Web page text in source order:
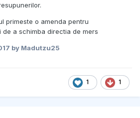
primeste o amenda pentru
de a schimba directia de mers
by Madutzu25
1 1